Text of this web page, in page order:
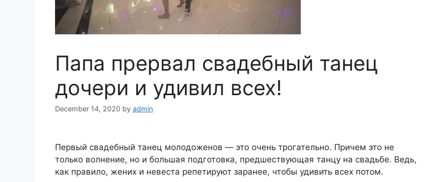
Папа прервал свадебный танец
дочери и удивил всех!
December 14, 2020 by admin
Первый свадебный танец молодоженов — это очень трогательно. Причем это не
только волнение, но и большая подготовка, предшествующая танцу на свадьбе. Ведь,
как правило, жених и невеста репетируют заранее, чтобы удивить всех потом.